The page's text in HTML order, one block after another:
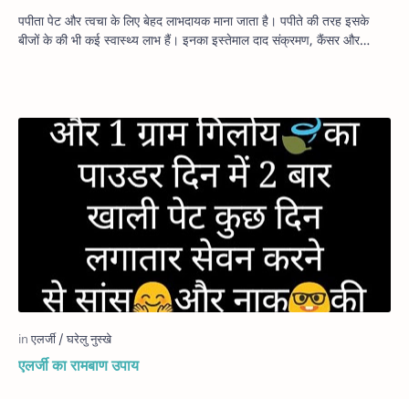
पपीता पेट और त्वचा के लिए बेहद लाभदायक माना जाता है। पपीते की तरह इसके
बीजों के की भी कई स्वास्थ्य लाभ हैं। इनका इस्तेमाल दाद संक्रमण, कैंसर और…
एलर्जी का रामबाण उपाय